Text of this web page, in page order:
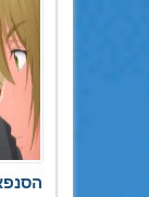
20 במאי 2026